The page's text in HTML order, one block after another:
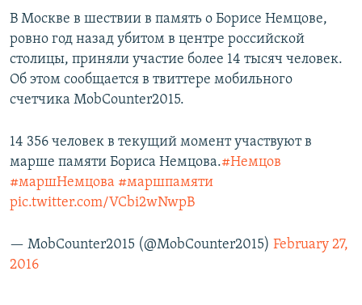
Русский
Все сайты Радио Азатутюн
В Москве в шествии в память о Борисе Немцове,
ровно год назад убитом в центре российской
столицы, приняли участие более 14 тысяч человек.
Об этом сообщается в твиттере мобильного
счетчика MobCounter2015.
14 356 человек в текущий момент участвуют в
марше памяти Бориса Немцова.#Немцов
#маршНемцова #маршпамяти
pic.twitter.com/VCbi2wNwpB
— MobCounter2015 (@MobCounter2015) February 27,
2016